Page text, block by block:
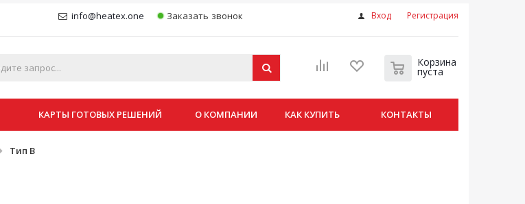
info@heatex.one Заказать звонок Вход Регистрация
Корзина
пуста
КАРТЫ ГОТОВЫХ РЕШЕНИЙ О КОМПАНИИ КАК КУПИТЬ КОНТАКТЫ
Тип B